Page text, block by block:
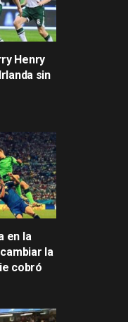
Henry
sin
en la
la
cobró